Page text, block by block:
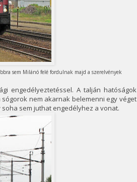
sem Milánó felé fordulnak majd a szerelvények
engedélyeztetéssel. A talján hatóságok
nem akarnak belemenni egy véget
sem juthat engedélyhez a vonat.